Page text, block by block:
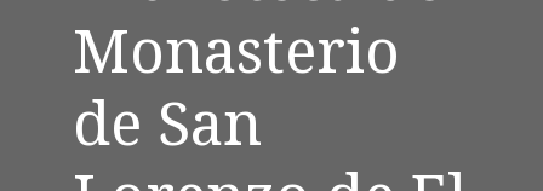
Monasterio
de San